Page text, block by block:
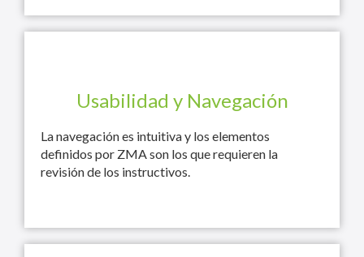
Usabilidad y Navegación
La navegación es intuitiva y los elementos
definidos por ZMA son los que requieren la
revisión de los instructivos.